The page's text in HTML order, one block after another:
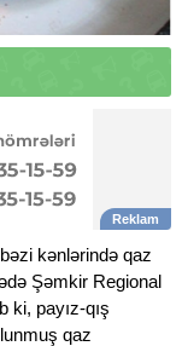
kənlərində qaz
Şəmkir Regional
ki, payız-qış
qaz